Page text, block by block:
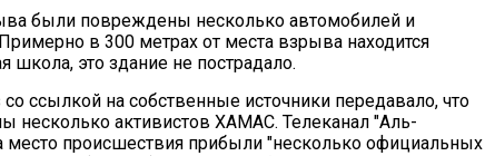
были повреждены несколько автомобилей и
в 300 метрах от места взрыва находится
школа, это здание не пострадало.
со ссылкой на собственные источники передавало, что
несколько активистов ХАМАС. Телеканал "Аль-
происшествия прибыли "несколько официальных